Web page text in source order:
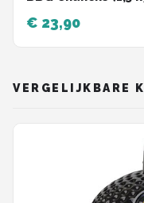
€ 23,90
VERGELIJKBARE